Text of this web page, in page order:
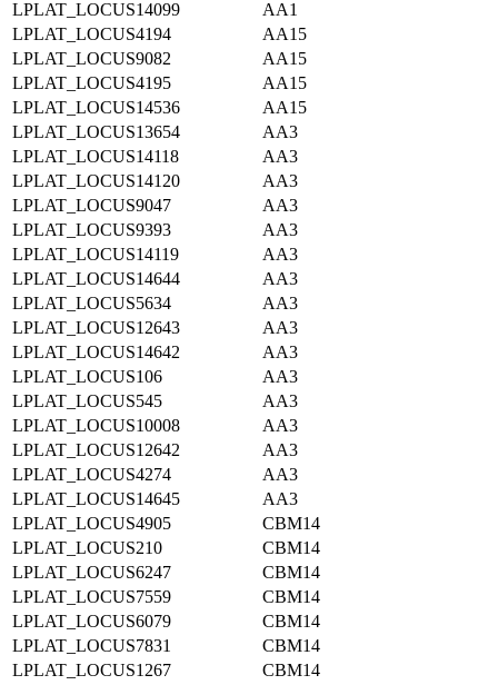
LPLAT_LOCUS14099
AA1
LPLAT_LOCUS4194
AA15
LPLAT_LOCUS9082
AA15
LPLAT_LOCUS4195
AA15
LPLAT_LOCUS14536
AA15
LPLAT_LOCUS13654
AA3
LPLAT_LOCUS14118
AA3
LPLAT_LOCUS14120
AA3
LPLAT_LOCUS9047
AA3
LPLAT_LOCUS9393
AA3
LPLAT_LOCUS14119
AA3
LPLAT_LOCUS14644
AA3
LPLAT_LOCUS5634
AA3
LPLAT_LOCUS12643
AA3
LPLAT_LOCUS14642
AA3
LPLAT_LOCUS106
AA3
LPLAT_LOCUS545
AA3
LPLAT_LOCUS10008
AA3
LPLAT_LOCUS12642
AA3
LPLAT_LOCUS4274
AA3
LPLAT_LOCUS14645
AA3
LPLAT_LOCUS4905
CBM14
LPLAT_LOCUS210
CBM14
LPLAT_LOCUS6247
CBM14
LPLAT_LOCUS7559
CBM14
LPLAT_LOCUS6079
CBM14
LPLAT_LOCUS7831
CBM14
LPLAT_LOCUS1267
CBM14